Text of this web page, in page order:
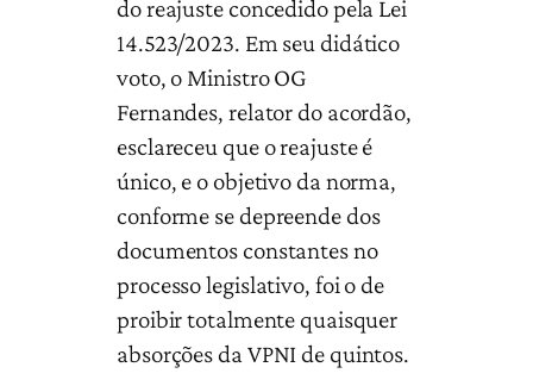
do reajuste concedido pela Lei
14.523/2023. Em seu didático
voto, o Ministro OG
Fernandes, relator do acordão,
esclareceu que o reajuste é
único, e o objetivo da norma,
conforme se depreende dos
documentos constantes no
processo legislativo, foi o de
proibir totalmente quaisquer
absorções da VPNI de quintos.